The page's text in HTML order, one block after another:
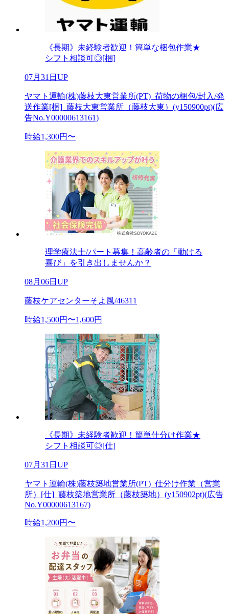
《長期》未経験者歓迎！簡単な梱包作業★
シフト相談可◎[梱]
07月31日UP
ヤマト運輸(株)藤枝大東営業所(PT)_荷物の梱包/封入/発
送作業[梱]_藤枝大東営業所（藤枝大東）(y150900pt)(広
告No.Y00000613161)
時給1,300円〜
理学療法士/パート募集！高齢者の「動ける
喜び」を引き出しませんか？
08月06日UP
藤枝ケアセンターそよ風/46311
時給1,500円〜1,600円
《長期》未経験者歓迎！簡単仕分け作業★
シフト相談可◎[仕]
07月31日UP
ヤマト運輸(株)藤枝築地営業所(PT)_仕分け作業（営業
所）[仕]_藤枝築地営業所（藤枝築地）(y150902pt)(広告
No.Y00000613167)
時給1,200円〜